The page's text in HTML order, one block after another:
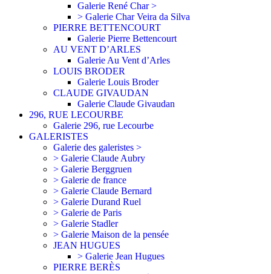
Galerie René Char >
> Galerie Char Veira da Silva
PIERRE BETTENCOURT
Galerie Pierre Bettencourt
AU VENT D’ARLES
Galerie Au Vent d’Arles
LOUIS BRODER
Galerie Louis Broder
CLAUDE GIVAUDAN
Galerie Claude Givaudan
296, RUE LECOURBE
Galerie 296, rue Lecourbe
GALERISTES
Galerie des galeristes >
> Galerie Claude Aubry
> Galerie Berggruen
> Galerie de france
> Galerie Claude Bernard
> Galerie Durand Ruel
> Galerie de Paris
> Galerie Stadler
> Galerie Maison de la pensée
JEAN HUGUES
> Galerie Jean Hugues
PIERRE BERÈS